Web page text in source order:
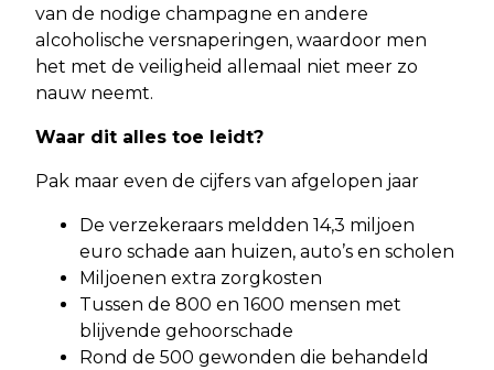
van de nodige champagne en andere
alcoholische versnaperingen, waardoor men
het met de veiligheid allemaal niet meer zo
nauw neemt.
Waar dit alles toe leidt?
Pak maar even de cijfers van afgelopen jaar
De verzekeraars meldden 14,3 miljoen
euro schade aan huizen, auto’s en scholen
Miljoenen extra zorgkosten
Tussen de 800 en 1600 mensen met
blijvende gehoorschade
Rond de 500 gewonden die behandeld